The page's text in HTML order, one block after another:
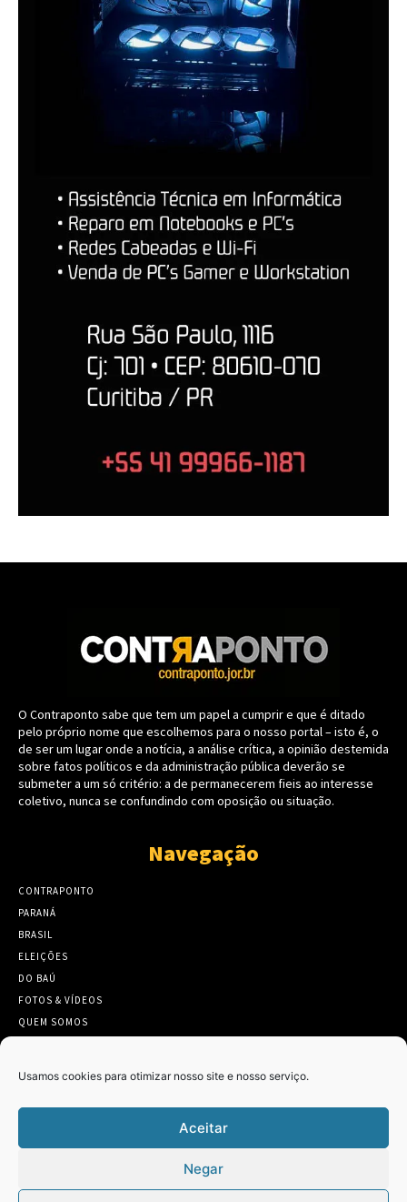
Usamos cookies para otimizar nosso site e nosso serviço.
Aceitar
Negar
O Contraponto sabe que tem um papel a cumprir e que é ditado
pelo próprio nome que escolhemos para o nosso portal – isto é, o
de ser um lugar onde a notícia, a análise crítica, a opinião destemida
sobre fatos políticos e da administração pública deverão se
submeter a um só critério: a de permanecerem fieis ao interesse
coletivo, nunca se confundindo com oposição ou situação.
Navegação
CONTRAPONTO
PARANÁ
BRASIL
ELEIÇÕES
DO BAÚ
FOTOS & VÍDEOS
QUEM SOMOS
Twitter
Tweets by Contraponto_jor
Clique para aceitar os cookies marketing
e ativar este conteúdo